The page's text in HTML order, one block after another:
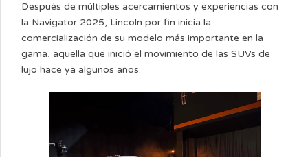
Después de múltiples acercamientos y experiencias con
la Navigator 2025, Lincoln por fin inicia la
comercialización de su modelo más importante en la
gama, aquella que inició el movimiento de las SUVs de
lujo hace ya algunos años.